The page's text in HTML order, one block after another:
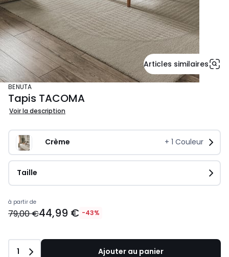
Articles similaires
BENUTA
Tapis TACOMA
Voir la description
Crème + 1 Couleur
Taille
Prix
à
à partir de
79,00 €44,99 € -43%
Quantité
1 Ajouter au panier